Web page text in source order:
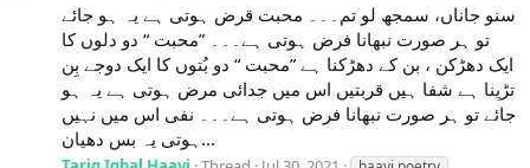
سنو جاناں، سمجھ لو تم۔۔۔ محبت قرض ہوتی ہے یہ ہو جائے
تو ہر صورت نبھانا فرض ہوتی ہے۔۔۔ ”محبت “ دو دلوں کا
ایک دھڑکن ، بن کے دھڑکنا ہے ”محبت “ دو بُتوں کا ایک دوجے بِن
تڑپنا ہے شفا ہیں قربتیں اس میں جدائی مرض ہوتی ہے یہ ہو
جائے تو ہر صورت نبھانا فرض ہوتی ہے۔۔۔ نفی اس میں نہیں
ہوتی یہ بس دھیان...